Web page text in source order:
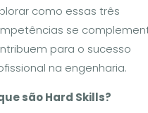
como essas três
se
para o sucesso
na engenharia.
são Hard Skills?